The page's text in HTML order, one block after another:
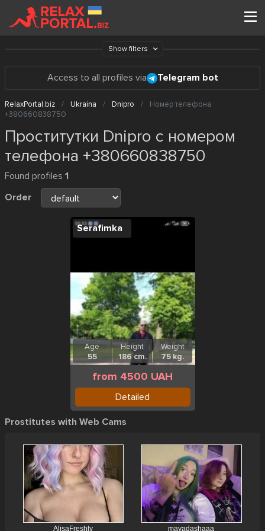
Show filters
Access to all profiles via Telegram bot
RelaxPortal.biz Ukraina Dnipro
Номер телефона
+380660838750
Проститутки Dnipro с номером
телефона +380660838750
Found profiles 1
Order
Serafimka
Age
55
Height
186 cm.
Weight
75 kg.
from 4500 UAH
Detailed
Prostitutes with Web Cams